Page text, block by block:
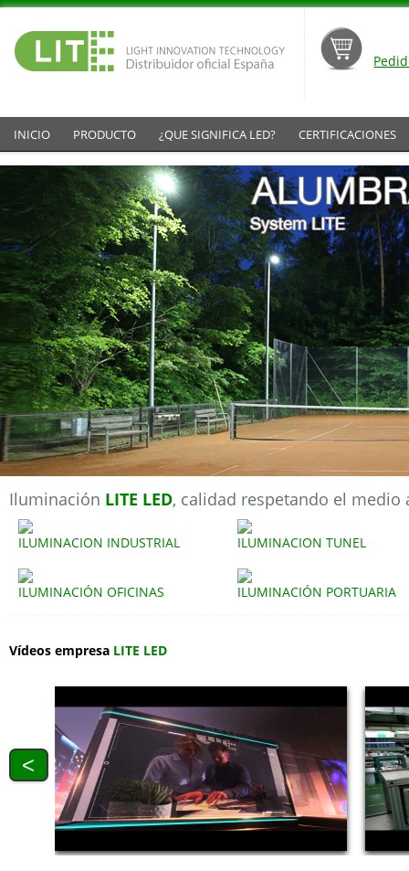
INICIO PRODUCTO ¿QUE SIGNIFICA LED? CERTIFICACIONES
Iluminación LITE LED, calidad respetando el
ILUMINACION INDUSTRIAL ILUMINACION TUNEL
ILUMINACIÓN OFICINAS ILUMINACIÓN PORTUARIA
Vídeos empresa LITE LED
<